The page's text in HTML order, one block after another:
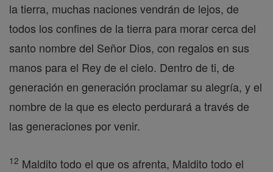
la tierra, muchas naciones vendrán de lejos, de
todos los confines de la tierra para morar cerca del
santo nombre del Señor Dios, con regalos en sus
manos para el Rey de el cielo. Dentro de ti, de
generación en generación proclamar su alegría, y el
nombre de la que es electo perdurará a través de
las generaciones por venir.
12 Maldito todo el que os afrenta, Maldito todo el